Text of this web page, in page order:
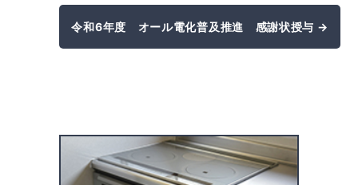
令和6年度 オール電化普及推進 感謝状授与 →